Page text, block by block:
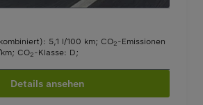
5,1 l/100 km; CO2-Emissionen
; CO2-Klasse: D;
Details ansehen